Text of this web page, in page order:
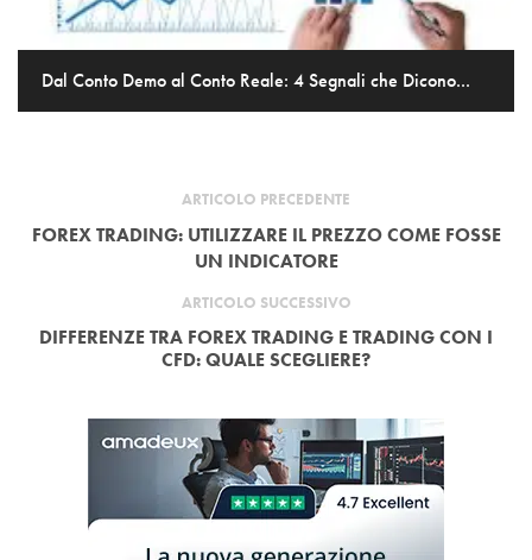
Dal Conto Demo al Conto Reale: 4 Segnali che Dicono...
ARTICOLO PRECEDENTE
FOREX TRADING: UTILIZZARE IL PREZZO COME FOSSE
UN INDICATORE
ARTICOLO SUCCESSIVO
DIFFERENZE TRA FOREX TRADING E TRADING CON I
CFD: QUALE SCEGLIERE?